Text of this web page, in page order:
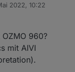
Meinung fragen,
was Ihr Euch
2022, 10:22
960?
mit AIVI